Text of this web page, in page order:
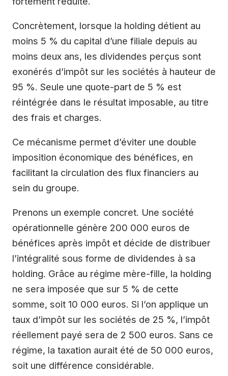
Concrètement, lorsque la holding détient au
moins 5 % du capital d’une filiale depuis au
moins deux ans, les dividendes perçus sont
exonérés d’impôt sur les sociétés à hauteur de
95 %. Seule une quote-part de 5 % est
réintégrée dans le résultat imposable, au titre
des frais et charges.
Ce mécanisme permet d’éviter une double
imposition économique des bénéfices, en
facilitant la circulation des flux financiers au
sein du groupe.
Prenons un exemple concret. Une société
opérationnelle génère 200 000 euros de
bénéfices après impôt et décide de distribuer
l’intégralité sous forme de dividendes à sa
holding. Grâce au régime mère-fille, la holding
ne sera imposée que sur 5 % de cette
somme, soit 10 000 euros. Si l’on applique un
taux d’impôt sur les sociétés de 25 %, l’impôt
réellement payé sera de 2 500 euros. Sans ce
régime, la taxation aurait été de 50 000 euros,
soit une différence considérable.